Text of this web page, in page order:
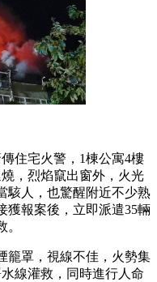
住宅火警，1棟公寓4樓
，烈焰竄出窗外，火光
駭人，也驚醒附近不少熟
獲報案後，立即派遣35輛
籠罩，視線不佳，火勢集
線灌救，同時進行人命